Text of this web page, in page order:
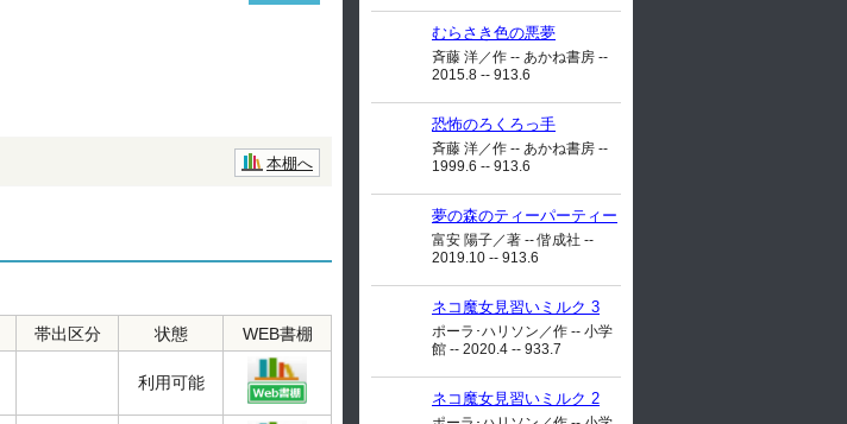
本棚へ
帯出区分 状態 WEB書棚
利用可能
むらさき色の悪夢
斉藤 洋／作 -- あかね書房 --
2015.8 -- 913.6
恐怖のろくろっ手
斉藤 洋／作 -- あかね書房 --
1999.6 -- 913.6
夢の森のティーパーティー
富安 陽子／著 -- 偕成社 --
2019.10 -- 913.6
ネコ魔女見習いミルク 3
ポーラ･ハリソン／作 -- 小学
館 -- 2020.4 -- 933.7
ネコ魔女見習いミルク 2